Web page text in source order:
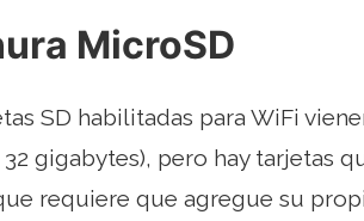
MicroSD
SD habilitadas para WiFi
gigabytes), pero hay tarjetas
requiere que agregue su